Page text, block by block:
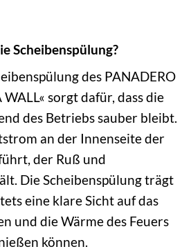
Scheibenspülung?
des PANADERO
sorgt dafür, dass die
des Betriebs sauber bleibt.
an der Innenseite der
der Ruß und
Die Scheibenspülung trägt
eine klare Sicht auf das
und die Wärme des Feuers
können.